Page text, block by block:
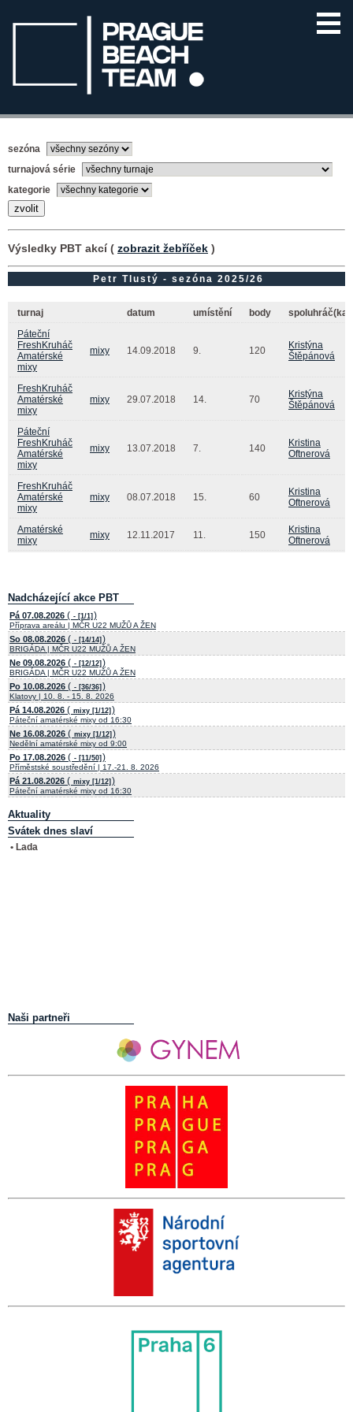
sezóna
turnajová série
kategorie
Výsledky PBT akcí ( zobrazit žebříček )
Petr Tlustý - sezóna 2025/26
turnaj datum umístění body
spoluhráč(ka)
Páteční
FreshKruháč
Amatérské
mixy
mixy 14.09.2018 9. 120
Kristýna
Štěpánová
FreshKruháč
Amatérské
mixy
mixy 29.07.2018 14. 70
Kristýna
Štěpánová
Páteční
FreshKruháč
Amatérské
mixy
mixy 13.07.2018 7. 140
Kristina
Oftnerová
FreshKruháč
Amatérské
mixy
mixy 08.07.2018 15. 60
Kristina
Oftnerová
Amatérské
mixy
mixy 12.11.2017 11. 150
Kristina
Oftnerová
Nadcházející akce PBT
Pá 07.08.2026 ( - [1/1] )
Příprava areálu | MČR U22 MUŽŮ A ŽEN
So 08.08.2026 ( - [14/14] )
BRIGÁDA | MČR U22 MUŽŮ A ŽEN
Ne 09.08.2026 ( - [12/12] )
BRIGÁDA | MČR U22 MUŽŮ A ŽEN
Po 10.08.2026 ( - [36/36] )
Klatovy | 10. 8. - 15. 8. 2026
Pá 14.08.2026 ( mixy [1/12] )
Páteční amatérské mixy od 16:30
Ne 16.08.2026 ( mixy [1/12] )
Nedělní amatérské mixy od 9:00
Po 17.08.2026 ( - [11/50] )
Příměstské soustředění | 17.-21. 8. 2026
Pá 21.08.2026 ( mixy [1/12] )
Páteční amatérské mixy od 16:30
Aktuality
Svátek dnes slaví
• Lada
Naši partneři